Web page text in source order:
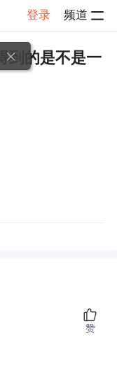
登录 频道
到的是不是一
赞